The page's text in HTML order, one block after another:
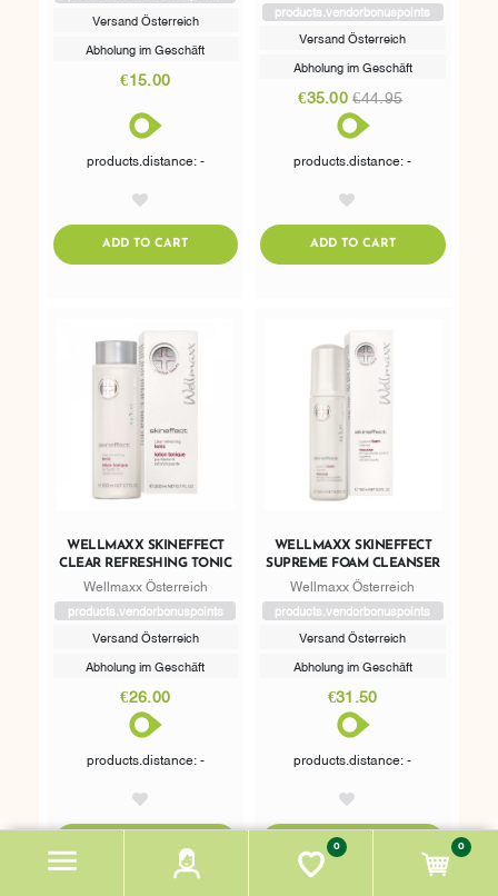
0 0
Versand Österreich
Abholung im Geschäft
€15.00
products.distance: -
ADD TO CARTADDTOCART
products.vendorbonuspoints
Versand Österreich
Abholung im Geschäft
€35.00€44.95
products.distance: -
ADD TO CARTADDTOCART
WELLMAXX SKINEFFECT
CLEAR REFRESHING TONIC
Wellmaxx Österreich
products.vendorbonuspoints
Versand Österreich
Abholung im Geschäft
€26.00
products.distance: -
WELLMAXX SKINEFFECT
SUPREME FOAM CLEANSER
Wellmaxx Österreich
products.vendorbonuspoints
Versand Österreich
Abholung im Geschäft
€31.50
products.distance: -
ADD TO CART ADDTOCART